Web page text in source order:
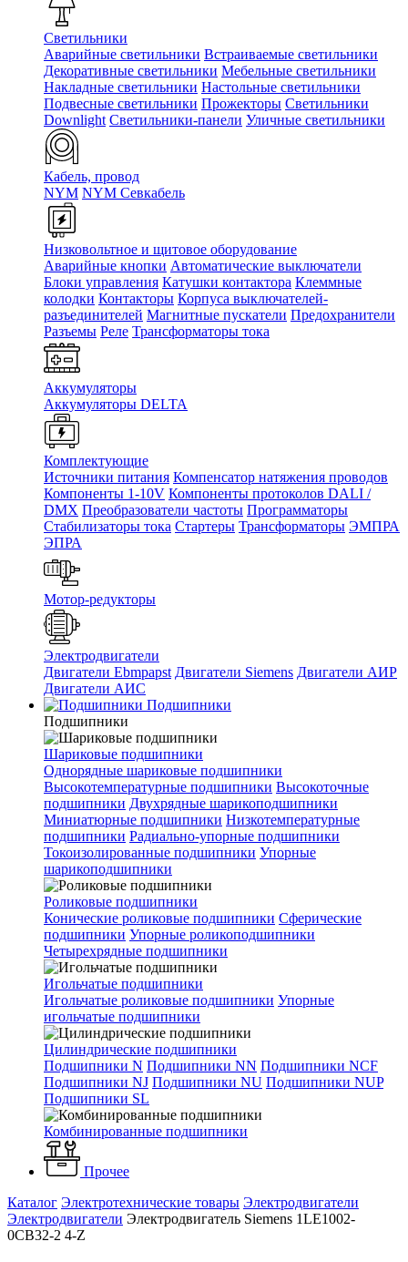
Светильники
Аварийные светильники Встраиваемые светильники
Декоративные светильники Мебельные светильники
Накладные светильники Настольные светильники
Подвесные светильники Прожекторы Светильники
Downlight Светильники-панели Уличные светильники
Кабель, провод
NYM NYM Севкабель
Низковольтное и щитовое оборудование
Аварийные кнопки Автоматические выключатели
Блоки управления Катушки контактора Клеммные
колодки Контакторы Корпуса выключателей-
разъединителей Магнитные пускатели Предохранители
Разъемы Реле Трансформаторы тока
Аккумуляторы
Аккумуляторы DELTA
Комплектующие
Источники питания Компенсатор натяжения проводов
Компоненты 1-10V Компоненты протоколов DALI /
DMX Преобразователи частоты Программаторы
Стабилизаторы тока Стартеры Трансформаторы ЭМПРА
ЭПРА
Мотор-редукторы
Электродвигатели
Двигатели Ebmpapst Двигатели Siemens Двигатели АИР
Двигатели АИС
Подшипники
Подшипники
Шариковые подшипники
Однорядные шариковые подшипники
Высокотемпературные подшипники Высокоточные
подшипники Двухрядные шарикоподшипники
Миниатюрные подшипники Низкотемпературные
подшипники Радиально-упорные подшипники
Токоизолированные подшипники Упорные
шарикоподшипники
Роликовые подшипники
Конические роликовые подшипники Сферические
подшипники Упорные роликоподшипники
Четырехрядные подшипники
Игольчатые подшипники
Игольчатые роликовые подшипники Упорные
игольчатые подшипники
Цилиндрические подшипники
Подшипники N Подшипники NN Подшипники NCF
Подшипники NJ Подшипники NU Подшипники NUP
Подшипники SL
Комбинированные подшипники
Прочее
Каталог Электротехнические товары Электродвигатели
Электродвигатели Электродвигатель Siemens 1LE1002-
0CB32-2 4-Z